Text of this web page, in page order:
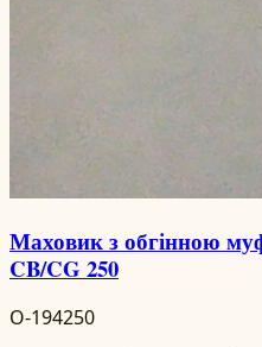
Маховик з обгінною
CB/CG 250
O-194250